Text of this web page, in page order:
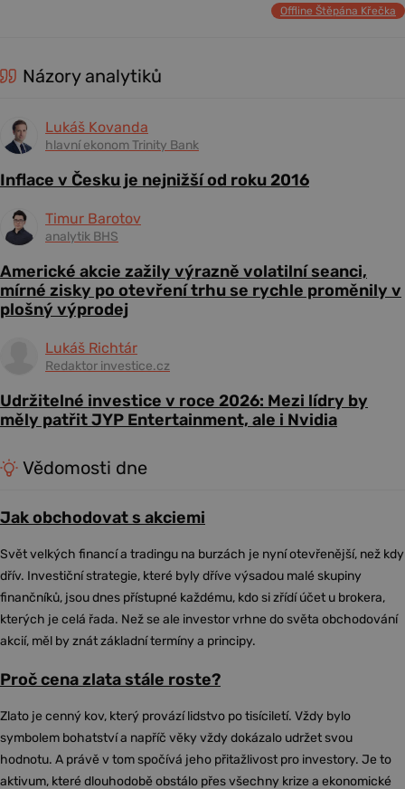
Offline Štěpána Křečka
Názory analytiků
Lukáš Kovanda
hlavní ekonom Trinity Bank
Inflace v Česku je nejnižší od roku 2016
Timur Barotov
analytik BHS
Americké akcie zažily výrazně volatilní seanci,
mírné zisky po otevření trhu se rychle proměnily v
plošný výprodej
Lukáš Richtár
Redaktor investice.cz
Udržitelné investice v roce 2026: Mezi lídry by
měly patřit JYP Entertainment, ale i Nvidia
Vědomosti dne
Jak obchodovat s akciemi
Svět velkých financí a tradingu na burzách je nyní otevřenější, než kdy
dřív. Investiční strategie, které byly dříve výsadou malé skupiny
finančníků, jsou dnes přístupné každému, kdo si zřídí účet u brokera,
kterých je celá řada. Než se ale investor vrhne do světa obchodování
akcií, měl by znát základní termíny a principy.
Proč cena zlata stále roste?
Zlato je cenný kov, který provází lidstvo po tisíciletí. Vždy bylo
symbolem bohatství a napříč věky vždy dokázalo udržet svou
hodnotu. A právě v tom spočívá jeho přitažlivost pro investory. Je to
aktivum, které dlouhodobě obstálo přes všechny krize a ekonomické